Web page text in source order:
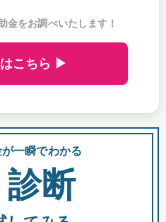
金をお調べいたします！
こちら ▶
一瞬でわかる
診断